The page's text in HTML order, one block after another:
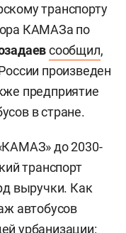
транспорту
КАМАЗа по
сообщил,
произведен
предприятие
в стране.
до 2030-
транспорт
выручки. Как
автобусов
урбанизации: